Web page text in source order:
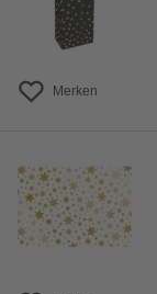
Merken